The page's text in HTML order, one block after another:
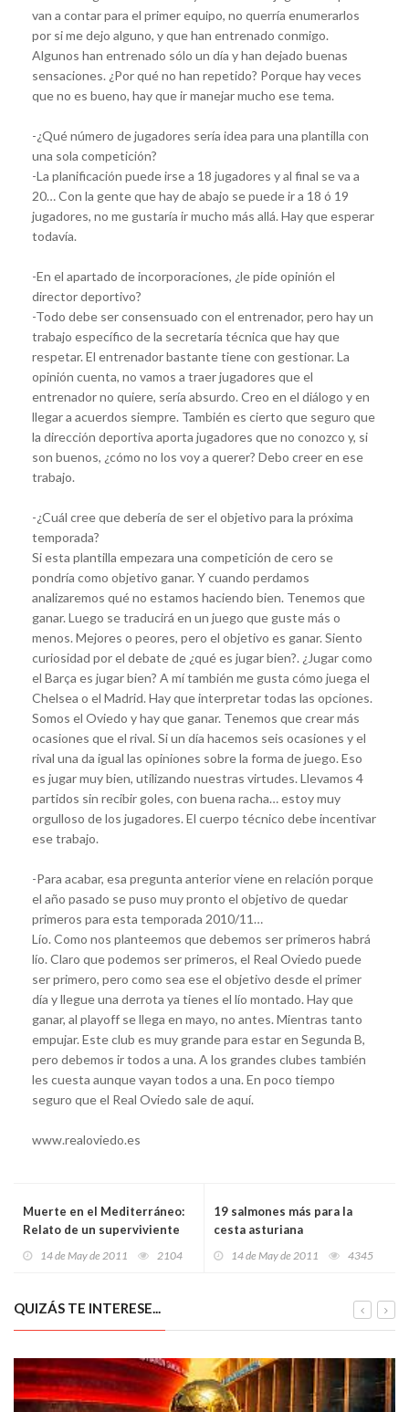
van a contar para el primer equipo, no querría enumerarlos
por si me dejo alguno, y que han entrenado conmigo.
Algunos han entrenado sólo un día y han dejado buenas
sensaciones. ¿Por qué no han repetido? Porque hay veces
que no es bueno, hay que ir manejar mucho ese tema.
-¿Qué número de jugadores sería idea para una plantilla con
una sola competición?
-La planificación puede irse a 18 jugadores y al final se va a
20… Con la gente que hay de abajo se puede ir a 18 ó 19
jugadores, no me gustaría ir mucho más allá. Hay que esperar
todavía.
-En el apartado de incorporaciones, ¿le pide opinión el
director deportivo?
-Todo debe ser consensuado con el entrenador, pero hay un
trabajo específico de la secretaría técnica que hay que
respetar. El entrenador bastante tiene con gestionar. La
opinión cuenta, no vamos a traer jugadores que el
entrenador no quiere, sería absurdo. Creo en el diálogo y en
llegar a acuerdos siempre. También es cierto que seguro que
la dirección deportiva aporta jugadores que no conozco y, si
son buenos, ¿cómo no los voy a querer? Debo creer en ese
trabajo.
-¿Cuál cree que debería de ser el objetivo para la próxima
temporada?
Si esta plantilla empezara una competición de cero se
pondría como objetivo ganar. Y cuando perdamos
analizaremos qué no estamos haciendo bien. Tenemos que
ganar. Luego se traducirá en un juego que guste más o
menos. Mejores o peores, pero el objetivo es ganar. Siento
curiosidad por el debate de ¿qué es jugar bien?. ¿Jugar como
el Barça es jugar bien? A mí también me gusta cómo juega el
Chelsea o el Madrid. Hay que interpretar todas las opciones.
Somos el Oviedo y hay que ganar. Tenemos que crear más
ocasiones que el rival. Si un día hacemos seis ocasiones y el
rival una da igual las opiniones sobre la forma de juego. Eso
es jugar muy bien, utilizando nuestras virtudes. Llevamos 4
partidos sin recibir goles, con buena racha… estoy muy
orgulloso de los jugadores. El cuerpo técnico debe incentivar
ese trabajo.
-Para acabar, esa pregunta anterior viene en relación porque
el año pasado se puso muy pronto el objetivo de quedar
primeros para esta temporada 2010/11…
Lío. Como nos planteemos que debemos ser primeros habrá
lío. Claro que podemos ser primeros, el Real Oviedo puede
ser primero, pero como sea ese el objetivo desde el primer
día y llegue una derrota ya tienes el lío montado. Hay que
ganar, al playoff se llega en mayo, no antes. Mientras tanto
empujar. Este club es muy grande para estar en Segunda B,
pero debemos ir todos a una. A los grandes clubes también
les cuesta aunque vayan todos a una. En poco tiempo
seguro que el Real Oviedo sale de aquí.
www.realoviedo.es
Muerte en el Mediterráneo:
Relato de un superviviente
14 de May de 2011 2104
19 salmones más para la
cesta asturiana
14 de May de 2011 4345
QUIZÁS TE INTERESE...